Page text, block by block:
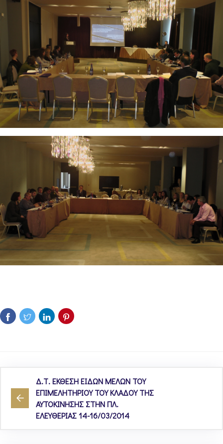
Δ.Τ. ΕΚΘΕΣΗ ΕΙΔΩΝ ΜΕΛΩΝ ΤΟΥ
ΕΠΙΜΕΛΗΤΗΡΙΟΥ ΤΟΥ ΚΛΑΔΟΥ ΤΗΣ
ΑΥΤΟΚΙΝΗΣΗΣ ΣΤΗΝ ΠΛ.
ΕΛΕΥΘΕΡΙΑΣ 14-16/03/2014